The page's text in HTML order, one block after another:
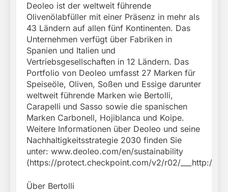
Deoleo ist der weltweit führende
Olivenölabfüller mit einer Präsenz in mehr als
43 Ländern auf allen fünf Kontinenten. Das
Unternehmen verfügt über Fabriken in
Spanien und Italien und
Vertriebsgesellschaften in 12 Ländern. Das
Portfolio von Deoleo umfasst 27 Marken für
Speiseöle, Oliven, Soßen und Essige darunter
weltweit führende Marken wie Bertolli,
Carapelli und Sasso sowie die spanischen
Marken Carbonell, Hojiblanca und Koipe.
Weitere Informationen über Deoleo und seine
Nachhaltigkeitsstrategie 2030 finden Sie
unter: www.deoleo.com/en/sustainability
(https://protect.checkpoint.com/v2/r02/___http:/
Über Bertolli